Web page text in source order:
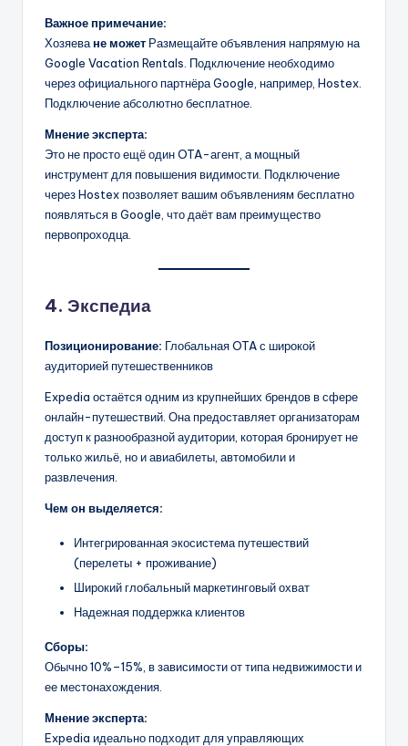
Важное примечание:
Хозяеване может Размещайте объявления напрямую на
Google Vacation Rentals. Подключение необходимо
через официального партнёра Google, например, Hostex.
Подключение абсолютно бесплатное.
Мнение эксперта:
Это не просто ещё один OTA-агент, а мощный
инструмент для повышения видимости. Подключение
через Hostex позволяет вашим объявлениям бесплатно
появляться в Google, что даёт вам преимущество
первопроходца.
4. Экспедиа
Позиционирование: Глобальная OTA с широкой
аудиторией путешественников
Expedia остаётся одним из крупнейших брендов в сфере
онлайн-путешествий. Она предоставляет организаторам
доступ к разнообразной аудитории, которая бронирует не
только жильё, но и авиабилеты, автомобили и
развлечения.
Чем он выделяется:
Интегрированная экосистема путешествий
(перелеты + проживание)
Широкий глобальный маркетинговый охват
Надежная поддержка клиентов
Сборы:
Обычно 10%–15%, в зависимости от типа недвижимости и
ее местонахождения.
Мнение эксперта:
Expedia идеально подходит для управляющих